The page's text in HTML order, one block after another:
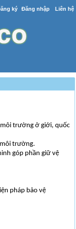
ký Đăng nhập Liên hệ
trường ở giới, quốc
môi trường.
góp phần giữ vệ
pháp bảo vệ